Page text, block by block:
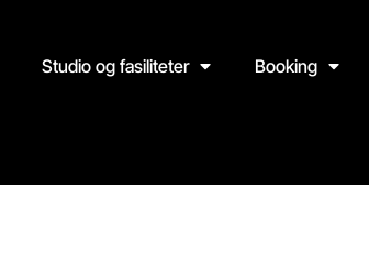
Studio og fasiliteter Booking